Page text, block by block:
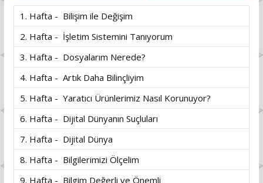
1. Hafta - Bilişim ile Değişim
2. Hafta - İşletim Sistemini Tanıyorum
3. Hafta - Dosyalarım Nerede?
4. Hafta - Artık Daha Bilinçliyim
5. Hafta - Yaratıcı Ürünlerimiz Nasıl Korunuyor?
6. Hafta - Dijital Dünyanın Suçluları
7. Hafta - Dijital Dünya
8. Hafta - Bilgilerimizi Ölçelim
9. Hafta - Bilgim Değerli ve Önemli